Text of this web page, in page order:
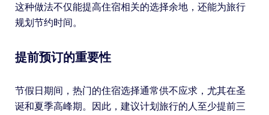
这种做法不仅能提高住宿相关的选择余地，还能为旅行
规划节约时间。
提前预订的重要性
节假日期间，热门的住宿选择通常供不应求，尤其在圣
诞和夏季高峰期。因此，建议计划旅行的人至少提前三